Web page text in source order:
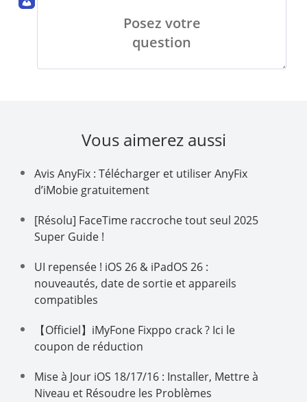
Posez votre
question
Vous aimerez aussi
Avis AnyFix : Télécharger et utiliser AnyFix
d’iMobie gratuitement
[Résolu] FaceTime raccroche tout seul 2025
Super Guide !
UI repensée ! iOS 26 & iPadOS 26 :
nouveautés, date de sortie et appareils
compatibles
【Officiel】iMyFone Fixppo crack ? Ici le
coupon de réduction
Mise à Jour iOS 18/17/16 : Installer, Mettre à
Niveau et Résoudre les Problèmes